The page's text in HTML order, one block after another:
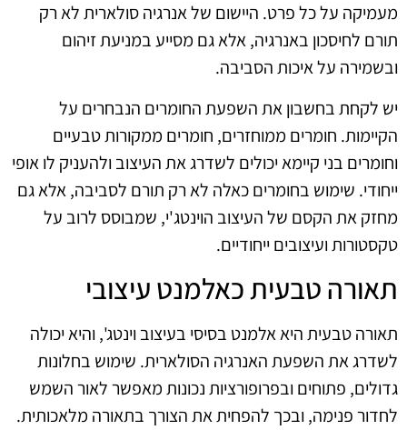
מעמיקה על כל פרט. היישום של אנרגיה סולארית לא רק
תורם לחיסכון באנרגיה, אלא גם מסייע במניעת זיהום
ובשמירה על איכות הסביבה.
יש לקחת בחשבון את השפעת החומרים הנבחרים על
הקיימות. חומרים ממוחזרים, חומרים ממקורות טבעיים
וחומרים בני קיימא יכולים לשדרג את העיצוב ולהעניק לו אופי
ייחודי. שימוש בחומרים כאלה לא רק תורם לסביבה, אלא גם
מחזק את הקסם של העיצוב הוינטג'י, שמבוסס לרוב על
טקסטורות ועיצובים ייחודיים.
תאורה טבעית כאלמנט עיצובי
תאורה טבעית היא אלמנט בסיסי בעיצוב וינטג', והיא יכולה
לשדרג את השפעת האנרגיה הסולארית. שימוש בחלונות
גדולים, פתוחים ובפרופורציות נכונות מאפשר לאור השמש
לחדור פנימה, ובכך להפחית את הצורך בתאורה מלאכותית.